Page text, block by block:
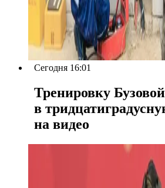
Сегодня 16:01
Тренировку
в
на видео